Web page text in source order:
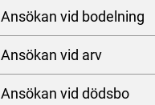
Ansökan vid bodelning
Ansökan vid arv
Ansökan vid dödsbo